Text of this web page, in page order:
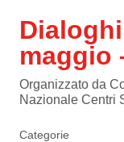
maggio
Organizzato da
Nazionale Centri
Categorie